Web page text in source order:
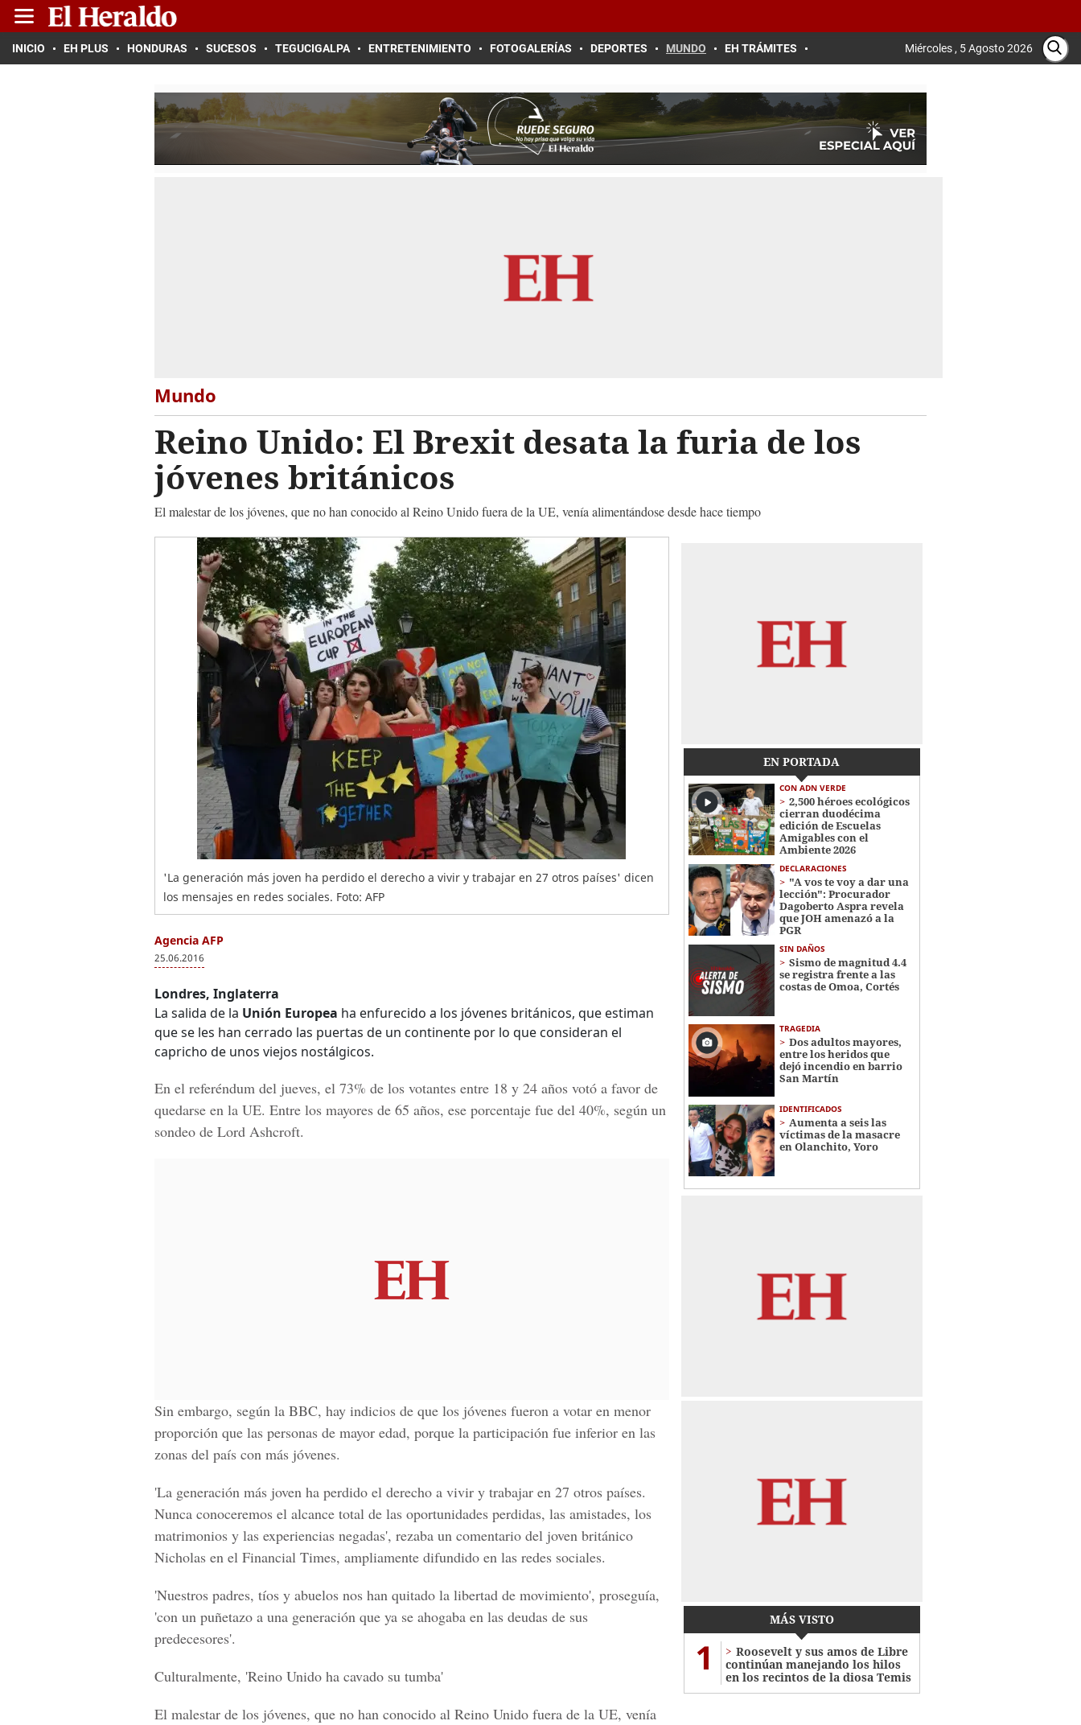
INICIO EH PLUS HONDURAS SUCESOS TEGUCIGALPA ENTRETENIMIENTO FOTOGALERÍAS DEPORTES MUNDO EH TRÁMITES Miércoles , 5 Agosto 2026
Mundo
Reino Unido: El Brexit desata la furia de los
jóvenes británicos
El malestar de los jóvenes, que no han conocido al Reino Unido fuera de la UE, venía alimentándose desde hace tiempo
'La generación más joven ha perdido el derecho a vivir y trabajar en 27 otros países' dicen
los mensajes en redes sociales. Foto: AFP
Agencia AFP
25.06.2016
Londres, Inglaterra
La salida de la Unión Europea ha enfurecido a los jóvenes británicos, que estiman
que se les han cerrado las puertas de un continente por lo que consideran el
capricho de unos viejos nostálgicos.
En el referéndum del jueves, el 73% de los votantes entre 18 y 24 años votó a favor de
quedarse en la UE. Entre los mayores de 65 años, ese porcentaje fue del 40%, según un
sondeo de Lord Ashcroft.
Sin embargo, según la BBC, hay indicios de que los jóvenes fueron a votar en menor
proporción que las personas de mayor edad, porque la participación fue inferior en las
zonas del país con más jóvenes.
'La generación más joven ha perdido el derecho a vivir y trabajar en 27 otros países.
Nunca conoceremos el alcance total de las oportunidades perdidas, las amistades, los
matrimonios y las experiencias negadas', rezaba un comentario del joven británico
Nicholas en el Financial Times, ampliamente difundido en las redes sociales.
'Nuestros padres, tíos y abuelos nos han quitado la libertad de movimiento', proseguía,
'con un puñetazo a una generación que ya se ahogaba en las deudas de sus
predecesores'.
Culturalmente, 'Reino Unido ha cavado su tumba'
El malestar de los jóvenes, que no han conocido al Reino Unido fuera de la UE, venía
EN PORTADA
CON ADN VERDE
2,500 héroes ecológicos
cierran duodécima
edición de Escuelas
Amigables con el
Ambiente 2026
DECLARACIONES
"A vos te voy a dar una
lección": Procurador
Dagoberto Aspra revela
que JOH amenazó a la
PGR
SIN DAÑOS
Sismo de magnitud 4.4
se registra frente a las
costas de Omoa, Cortés
TRAGEDIA
Dos adultos mayores,
entre los heridos que
dejó incendio en barrio
San Martín
IDENTIFICADOS
Aumenta a seis las
víctimas de la masacre
en Olanchito, Yoro
MÁS VISTO
1
Roosevelt y sus amos de Libre
continúan manejando los hilos
en los recintos de la diosa Temis